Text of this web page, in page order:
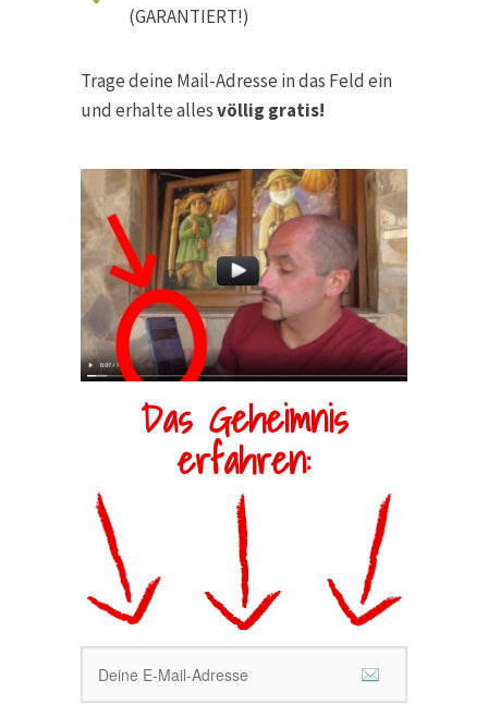
(GARANTIERT!)
Trage deine Mail-Adresse in das Feld ein
und erhalte allesvöllig gratis!
Das Geheimnis
erfahren: